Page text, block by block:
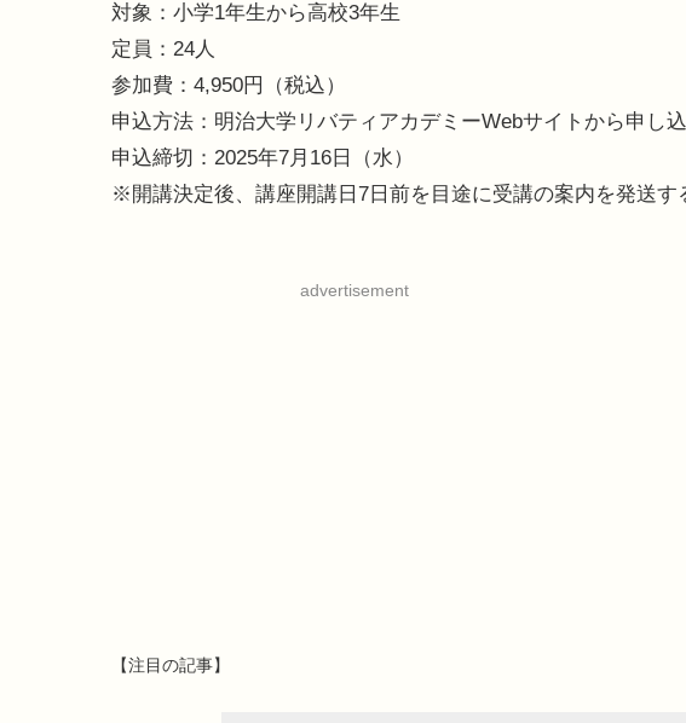
対象：小学1年生から高校3年生
定員：24人
参加費：4,950円（税込）
申込方法：明治大学リバティアカデミーWebサイトから申し
申込締切：2025年7月16日（水）
※開講決定後、講座開講日7日前を目途に受講の案内を発送す
advertisement
【注目の記事】